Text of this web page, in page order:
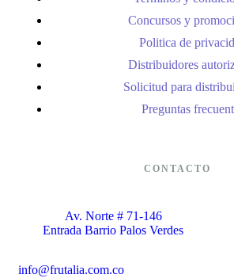
Concursos y
Politica de
Distribuidores
Solicitud para
Preguntas
CONTACTO
Av. Norte # 71-146
Entrada Barrio Palos Verdes
info@frutalia.com.co